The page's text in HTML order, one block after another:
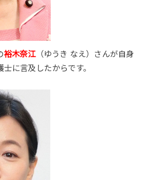
裕木奈江（ゆうき なえ）さんが自身
に言及したからです。